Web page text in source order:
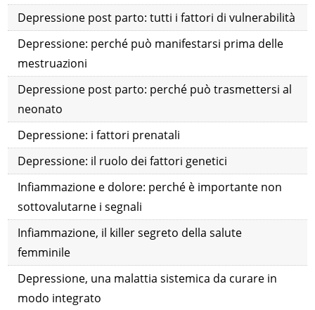
Depressione post parto: tutti i fattori di vulnerabilità
Depressione: perché può manifestarsi prima delle
mestruazioni
Depressione post parto: perché può trasmettersi al
neonato
Depressione: i fattori prenatali
Depressione: il ruolo dei fattori genetici
Infiammazione e dolore: perché è importante non
sottovalutarne i segnali
Infiammazione, il killer segreto della salute
femminile
Depressione, una malattia sistemica da curare in
modo integrato